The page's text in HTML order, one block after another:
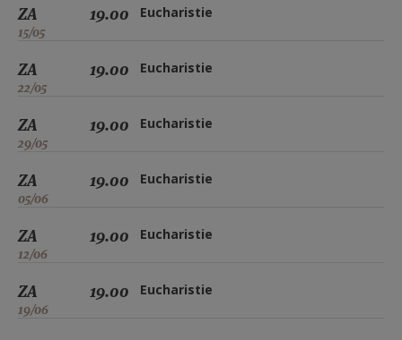
ZA
15/05
19.00 Eucharistie
ZA
22/05
19.00 Eucharistie
ZA
29/05
19.00 Eucharistie
ZA
05/06
19.00 Eucharistie
ZA
12/06
19.00 Eucharistie
ZA
19/06
19.00 Eucharistie